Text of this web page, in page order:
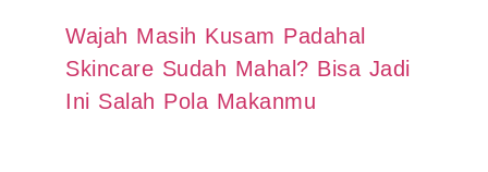
Wajah Masih Kusam Padahal
Skincare Sudah Mahal? Bisa Jadi
Ini Salah Pola Makanmu